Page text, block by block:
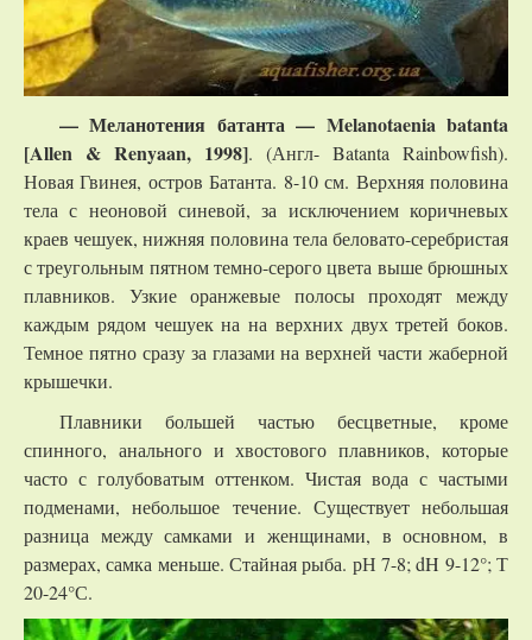
— Меланотения батанта — Melanotaenia batanta
[Allen & Renyaan, 1998]. (Англ- Batanta Rainbowfish).
Новая Гвинея, остров Батанта. 8-10 см. Верхняя половина
тела с неоновой синевой, за исключением коричневых
краев чешуек, нижняя половина тела беловато-серебристая
с треугольным пятном темно-серого цвета выше брюшных
плавников. Узкие оранжевые полосы проходят между
каждым рядом чешуек на на верхних двух третей боков.
Темное пятно сразу за глазами на верхней части жаберной
крышечки.
Плавники большей частью бесцветные, кроме
спинного, анального и хвостового плавников, которые
часто с голубоватым оттенком. Чистая вода с частыми
подменами, небольшое течение. Существует небольшая
разница между самками и женщинами, в основном, в
размерах, самка меньше. Стайная рыба. рН 7-8; dH 9-12°; Т
20-24°С.